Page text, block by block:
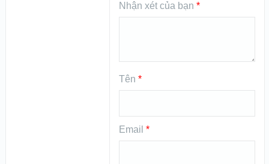
Nhận xét của bạn*
Tên*
Email*